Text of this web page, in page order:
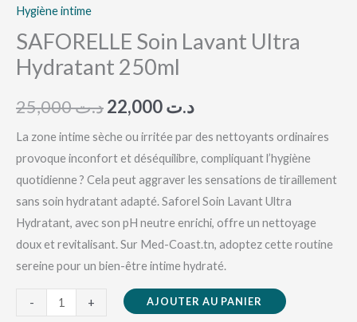
Hygiène intime
SAFORELLE Soin Lavant Ultra
Hydratant 250ml
د.ت25,000
د.ت 25,000.
د.ت
د.ت 22,000.
La zone intime sèche ou irritée par des nettoyants ordinaires
provoque inconfort et déséquilibre, compliquant l’hygiène
quotidienne ? Cela peut aggraver les sensations de tiraillement
sans soin hydratant adapté. Saforel Soin Lavant Ultra
Hydratant, avec son pH neutre enrichi, offre un nettoyage
doux et revitalisant. Sur Med-Coast.tn, adoptez cette routine
sereine pour un bien-être intime hydraté.
-
Lavant
Hydratant
250ml
+ AJOUTER AU PANIER